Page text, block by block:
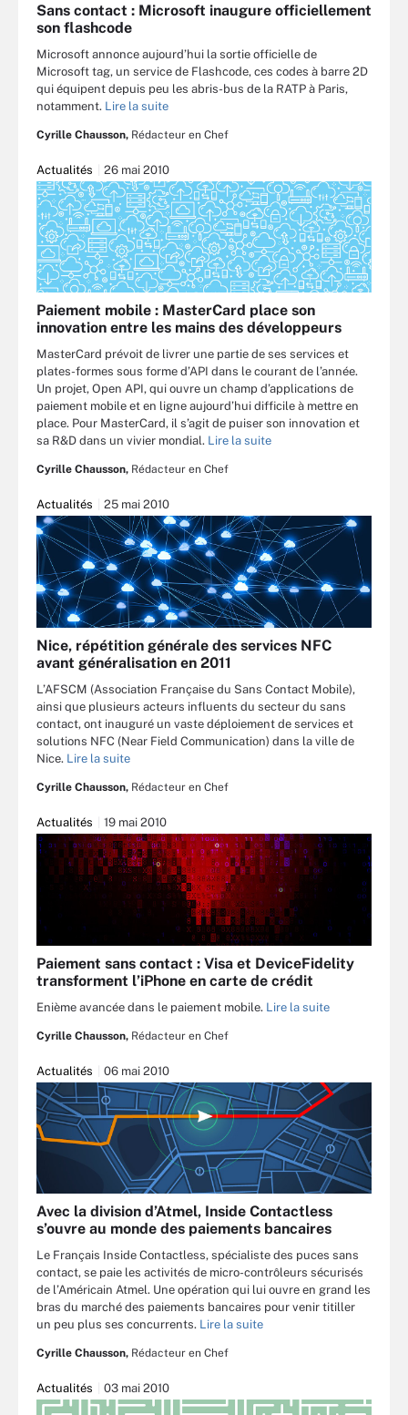
Sans contact : Microsoft inaugure officiellement
son flashcode
Microsoft annonce aujourd’hui la sortie officielle de
Microsoft tag, un service de Flashcode, ces codes à barre 2D
qui équipent depuis peu les abris-bus de la RATP à Paris,
notamment. Lire la suite
Cyrille Chausson, Rédacteur en Chef
Actualités 26 mai 2010
Paiement mobile : MasterCard place son
innovation entre les mains des développeurs
MasterCard prévoit de livrer une partie de ses services et
plates-formes sous forme d’API dans le courant de l’année.
Un projet, Open API, qui ouvre un champ d’applications de
paiement mobile et en ligne aujourd’hui difficile à mettre en
place. Pour MasterCard, il s’agit de puiser son innovation et
sa R&D dans un vivier mondial. Lire la suite
Cyrille Chausson, Rédacteur en Chef
Actualités 25 mai 2010
Nice, répétition générale des services NFC
avant généralisation en 2011
L’AFSCM (Association Française du Sans Contact Mobile),
ainsi que plusieurs acteurs influents du secteur du sans
contact, ont inauguré un vaste déploiement de services et
solutions NFC (Near Field Communication) dans la ville de
Nice. Lire la suite
Cyrille Chausson, Rédacteur en Chef
Actualités 19 mai 2010
Paiement sans contact : Visa et DeviceFidelity
transforment l’iPhone en carte de crédit
Enième avancée dans le paiement mobile. Lire la suite
Cyrille Chausson, Rédacteur en Chef
Actualités 06 mai 2010
Avec la division d’Atmel, Inside Contactless
s’ouvre au monde des paiements bancaires
Le Français Inside Contactless, spécialiste des puces sans
contact, se paie les activités de micro-contrôleurs sécurisés
de l’Américain Atmel. Une opération qui lui ouvre en grand les
bras du marché des paiements bancaires pour venir titiller
un peu plus ses concurrents. Lire la suite
Cyrille Chausson, Rédacteur en Chef
Actualités 03 mai 2010